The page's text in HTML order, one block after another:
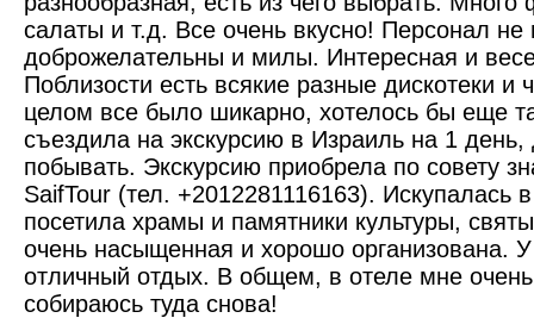
салаты и т.д. Все очень вкусно! Персонал не
доброжелательны и милы. Интересная и
Поблизости есть всякие разные дискотеки и
целом все было шикарно, хотелось бы еще
съездила на экскурсию в Израиль на 1
побывать. Экскурсию приобрела по совету
SaifTour (тел. +2012281116163). Искупалась
посетила храмы и памятники культуры,
очень насыщенная и хорошо организована.
отличный отдых. В общем, в отеле мне
собираюсь туда снова!